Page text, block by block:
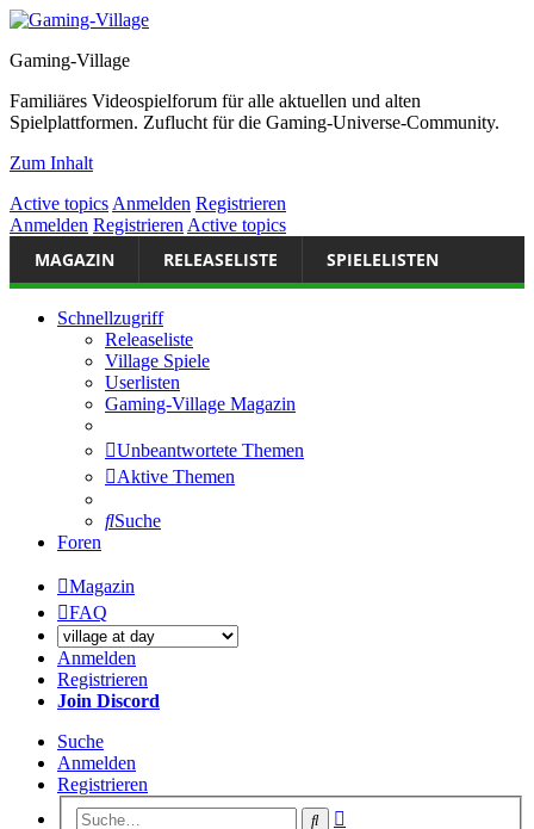
Gaming-Village
Familiäres Videospielforum für alle aktuellen und alten
Spielplattformen. Zuflucht für die Gaming-Universe-Community.
Zum Inhalt
Active topics Anmelden Registrieren
Anmelden Registrieren Active topics
MAGAZIN RELEASELISTE SPIELELISTEN
Schnellzugriff
Releaseliste
Village Spiele
Userlisten
Gaming-Village Magazin
Unbeantwortete Themen
Aktive Themen
Suche
Foren
Magazin
FAQ
Anmelden
Registrieren
Join Discord
Suche
Anmelden
Registrieren
Suche